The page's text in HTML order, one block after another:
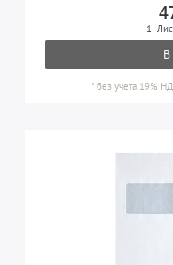
1
*без учета 19%